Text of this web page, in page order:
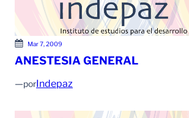
Mar 7, 2009
ANESTESIA GENERAL
—porIndepaz